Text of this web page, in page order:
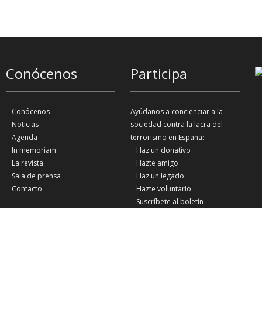
Conócenos
Conócenos
Noticias
Agenda
In memoriam
La revista
Sala de prensa
Contacto
Participa
Ayúdanos a concienciar a la
sociedad contra la lacra del
terrorismo en España:
Haz un donativo
Hazte amigo
Haz un legado
Hazte voluntario
Suscríbete al boletín